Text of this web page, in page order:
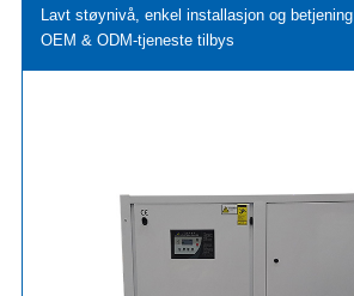
Lavt støynivå, enkel installasjon og betjening
OEM & ODM-tjeneste tilbys